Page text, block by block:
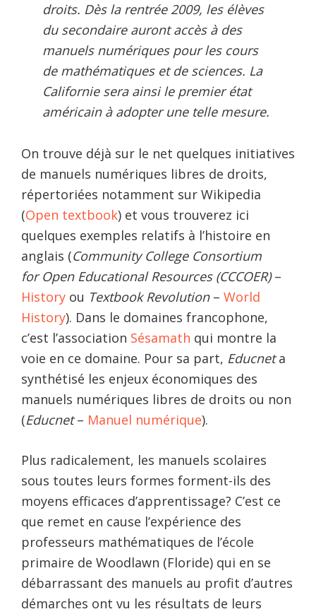
droits. Dès la rentrée 2009, les élèves
du secondaire auront accès à des
manuels numériques pour les cours
de mathématiques et de sciences. La
Californie sera ainsi le premier état
américain à adopter une telle mesure.
On trouve déjà sur le net quelques initiatives
de manuels numériques libres de droits,
répertoriées notamment sur Wikipedia
(Open textbook) et vous trouverez ici
quelques exemples relatifs à l’histoire en
anglais (Community College Consortium
for Open Educational Resources (CCCOER)–
History ou Textbook Revolution – World
History). Dans le domaines francophone,
c’est l’association Sésamath qui montre la
voie en ce domaine. Pour sa part, Educneta
synthétisé les enjeux économiques des
manuels numériques libres de droits ou non
(Educnet– Manuel numérique).
Plus radicalement, les manuels scolaires
sous toutes leurs formes forment-ils des
moyens efficaces d’apprentissage? C’est ce
que remet en cause l’expérience des
professeurs mathématiques de l’école
primaire de Woodlawn (Floride) qui en se
débarrassant des manuels au profit d’autres
démarches ont vu les résultats de leurs